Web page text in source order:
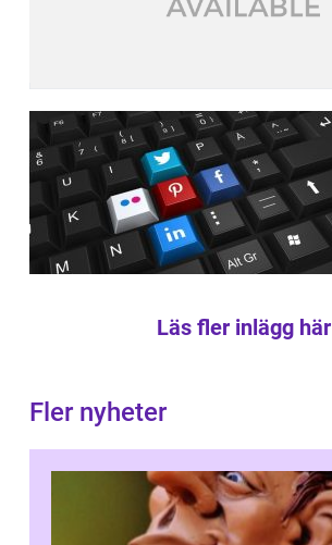
Läs fler inlägg här
Fler nyheter